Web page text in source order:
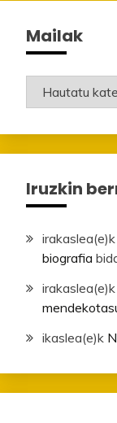
Mailak
Mailak
Iruzkin
irakaslea(e)k
biografia
irakaslea(e)k
ikaslea(e)k